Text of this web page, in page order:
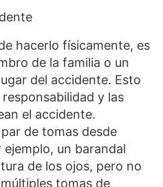
hacerlo físicamente, es
de la familia o un
del accidente. Esto
y las
el accidente.
de tomas desde
un barandal
de los ojos, pero no
tomas de